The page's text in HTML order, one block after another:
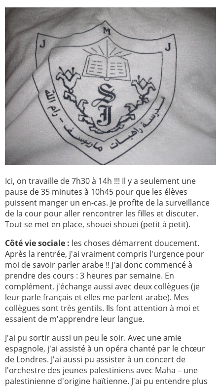
Ici, on travaille de 7h30 à 14h !!! Il y a seulement une
pause de 35 minutes à 10h45 pour que les élèves
puissent manger un en-cas. Je profite de la surveillance
de la cour pour aller rencontrer les filles et discuter.
Tout se met en place, shouei shouei (petit à petit).
Côté vie sociale : les choses démarrent doucement.
Après la rentrée, j'ai vraiment compris l'urgence pour
moi de savoir parler arabe !! J'ai donc commencé à
prendre des cours : 3 heures par semaine. En
complément, j'échange aussi avec deux collègues (je
leur parle français et elles me parlent arabe). Mes
collègues sont très gentils. Ils font attention à moi et
essaient de m'apprendre leur langue.
J'ai pu sortir aussi un peu le soir. Avec une amie
espagnole, j'ai assisté à un opéra chanté par le chœur
de Londres. J'ai aussi pu assister à un concert de
l'orchestre des jeunes palestiniens avec Maha – une
palestinienne d'origine haïtienne. J'ai pu entendre plus